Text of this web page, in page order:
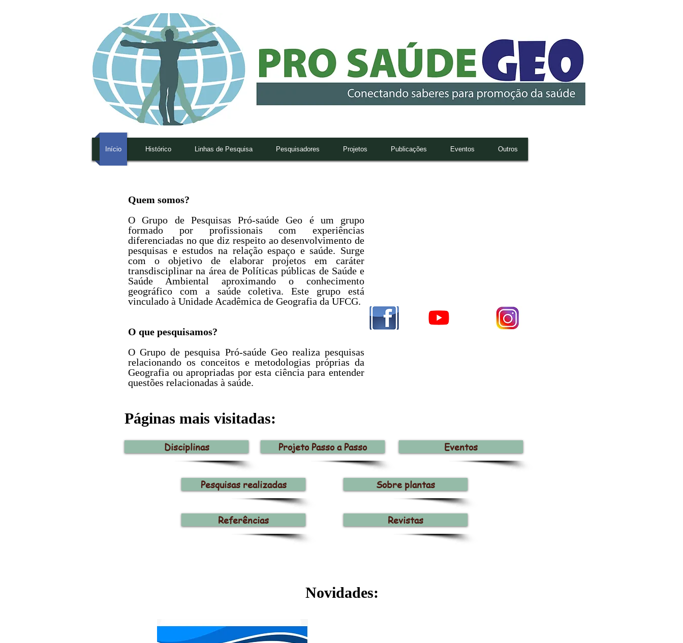
Quem somos?
O Grupo de Pesquisas Pró-saúde Geo é um grupo
formado por profissionais com experiências
diferenciadas no que diz respeito ao desenvolvimento de
pesquisas e estudos na relação espaço e saúde. Surge
com o objetivo de elaborar projetos em caráter
transdisciplinar na área de Políticas públicas de Saúde e
Saúde Ambiental aproximando o conhecimento
geográfico com a saúde coletiva. Este grupo está
vinculado à Unidade Acadêmica de Geografia da UFCG.
O que pesquisamos?
O Grupo de pesquisa Pró-saúde Geo realiza pesquisas
relacionando os conceitos e metodologias próprias da
Geografia ou apropriadas por esta ciência para entender
questões relacionadas à saúde.
Páginas mais visitadas:
Disciplinas Projeto Passo a Passo Eventos
Pesquisas realizadas
Referências
Sobre plantas
Revistas
Novidades:
Início Histórico Linhas de Pesquisa Pesquisadores Projetos Publicações Eventos Outros